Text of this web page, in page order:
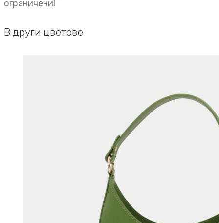
ограничени!
В други цветове